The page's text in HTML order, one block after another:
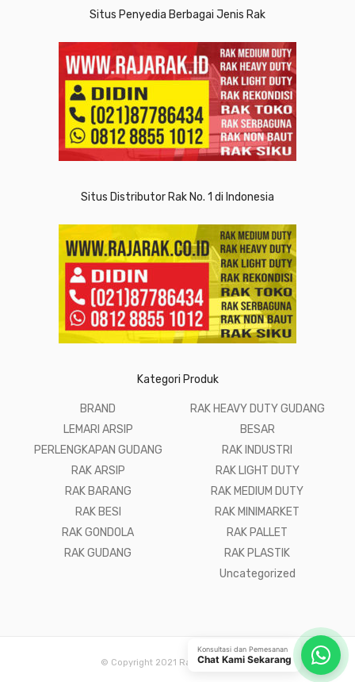
Situs Penyedia Berbagai Jenis Rak
Situs Distributor Rak No. 1 di Indonesia
Kategori Produk
BRAND
LEMARI ARSIP
PERLENGKAPAN GUDANG
RAK ARSIP
RAK BARANG
RAK BESI
RAK GONDOLA
RAK GUDANG
RAK HEAVY DUTY GUDANG
BESAR
RAK INDUSTRI
RAK LIGHT DUTY
RAK MEDIUM DUTY
RAK MINIMARKET
RAK PALLET
RAK PLASTIK
Uncategorized
© Copyright 2021 Raja Rak Gudang
Konsultasi dan Pemesanan
Chat Kami Sekarang